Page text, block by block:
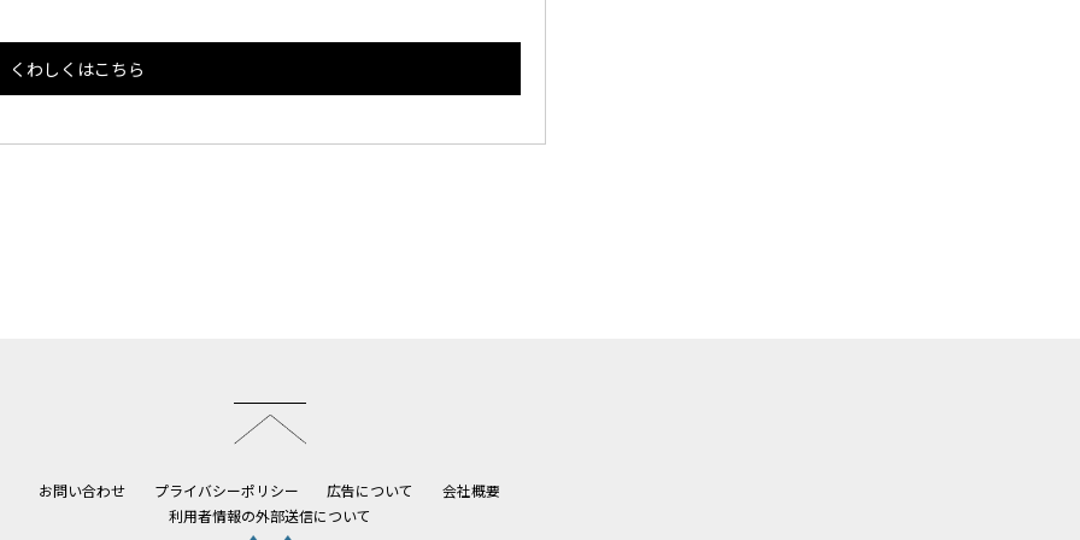
くわしくはこちら
お問い合わせ プライバシーポリシー 広告について
会社概要
利用者情報の外部送信について